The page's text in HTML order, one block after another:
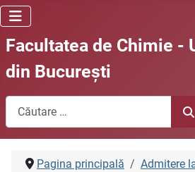
Facultatea de Chimie -
din Bucureşti
Cautare
Pagina principală
Admitere